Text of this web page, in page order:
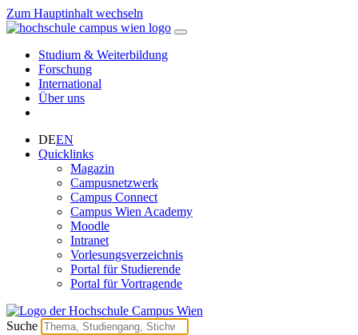
Zum Hauptinhalt wechseln
Studium & Weiterbildung
Forschung
International
Über uns
DEEN
Quicklinks
Magazin
Campusnetzwerk
Campus Connect
Campus Wien Academy
Moodle
Intranet
Vorlesungsverzeichnis
Portal für Studierende
Portal für Vortragende
Suche